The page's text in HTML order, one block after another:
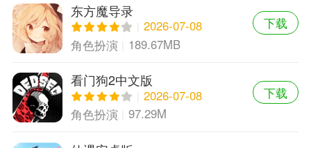
东方魔导录
2026-07-08
角色扮演
189.67MB
下载
看门狗2中文版
2026-07-08
角色扮演
97.29M
下载